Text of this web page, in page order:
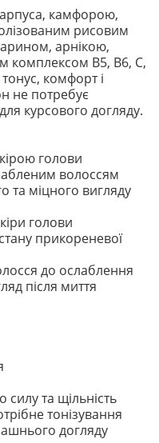
камфорою,
рисовим
арнікою,
комплексом B5, B6, C,
комфорт і
не потребує
курсового догляду.
голови
волоссям
та міцного вигляду
голови
прикореневої
до ослаблення
після миття
силу та щільність
тонізування
догляду